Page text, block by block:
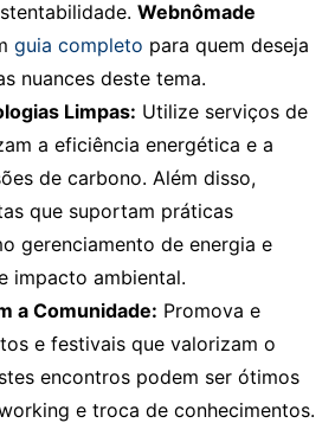
Webnômade
guia completo para quem deseja
nuances deste tema.
Limpas: Utilize serviços de
a eficiência energética e a
de carbono. Além disso,
que suportam práticas
gerenciamento de energia e
impacto ambiental.
a Comunidade: Promova e
e festivais que valorizam o
encontros podem ser ótimos
e troca de conhecimentos.